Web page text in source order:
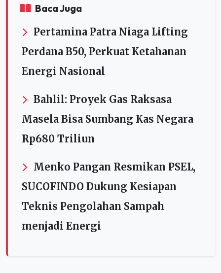
Baca Juga
Pertamina Patra Niaga Lifting
Perdana B50, Perkuat Ketahanan
Energi Nasional
Bahlil: Proyek Gas Raksasa
Masela Bisa Sumbang Kas Negara
Rp680 Triliun
Menko Pangan Resmikan PSEL,
SUCOFINDO Dukung Kesiapan
Teknis Pengolahan Sampah
menjadi Energi